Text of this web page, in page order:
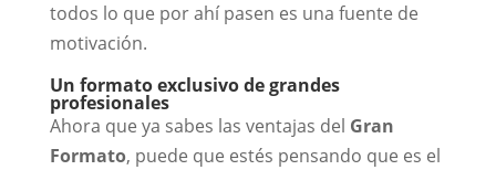
todos lo que por ahí pasen es una fuente de
motivación.
Un formato exclusivo de grandes
profesionales
Ahora que ya sabes las ventajas del Gran
Formato, puede que estés pensando que es el